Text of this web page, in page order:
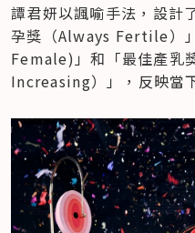
譚君妍以諷喻手法，設計
孕獎（Always Fertile）
Female)」和「最佳產乳
Increasing）」，反映當